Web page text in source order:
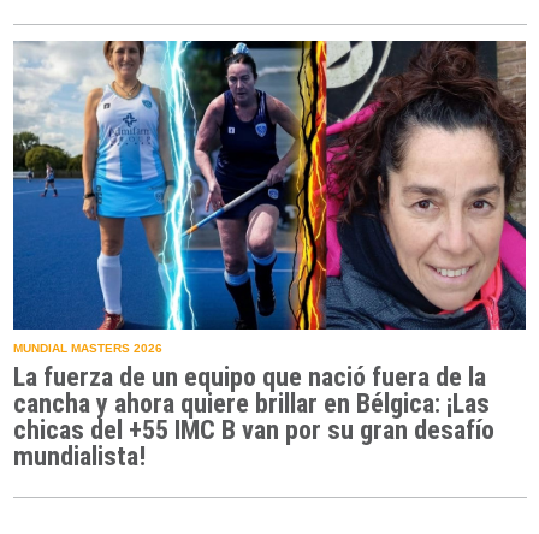
MUNDIAL MASTERS 2026
La fuerza de un equipo que nació fuera de la
cancha y ahora quiere brillar en Bélgica: ¡Las
chicas del +55 IMC B van por su gran desafío
mundialista!